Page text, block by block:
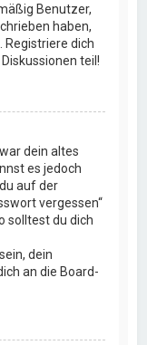
Benutzer,
haben,
Registriere dich
teil!
dein altes
es jedoch
auf der
vergessen“
solltest du dich
dein
an die Board-